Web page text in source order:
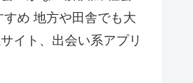
すめ 地方や田舎でも大
イト、出会い系アプリ